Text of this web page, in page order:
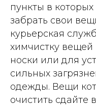
Татьяна
Вежливый
объяснила. В
Отзыв 2GIS
пункты в
забрать свои
курьерская
химчистку вещей
носки или для
сильных
одежды. Вещи
очистить сдайте